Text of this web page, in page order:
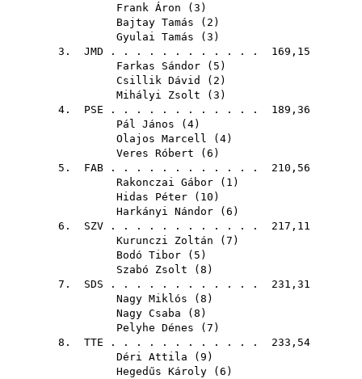
Frank Áron ( 3 )
Bajtay Tamás ( 2 )
Gyulai Tamás ( 3 )
3. JMD . . . . . . . . . . . . 169,15
Farkas Sándor ( 5 )
Csillik Dávid
( 2 )
Mihályi Zsolt ( 3 )
4. PSE . . . . . . . . . . . . 189,36
Pál János ( 4)
Olajos Marcell ( 4)
Veres Róbert ( 6 )
5. FAB . . . . . . . . . . . . 210,56
Rakonczai Gábor ( 1 )
Hidas Péter ( 10 )
Harkányi Nándor ( 6 )
6. SZV . . . . . . . . . . . . 217,11
Kurunczi Zoltán ( 7 )
Bodó Tibor ( 5 )
Szabó Zsolt ( 8 )
7. SDS . . . . . . . . . . . . 231,31
Nagy Miklós ( 8 )
Nagy Csaba ( 8 )
Pelyhe Dénes ( 7 )
8. TTE . . . . . . . . . . . . 233,54
Déri Attila ( 9 )
Hegedűs Károly ( 6 )